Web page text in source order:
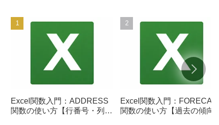
Excel関数入門：ADDRESS
関数の使い方【行番号・列番
Excel関数入門：
関数の使い方【過去の傾向